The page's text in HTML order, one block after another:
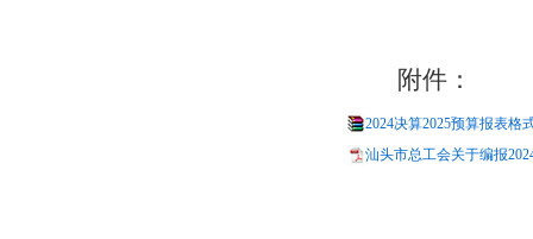
附件：
2024决算2025预算报表格
汕头市总工会关于编报